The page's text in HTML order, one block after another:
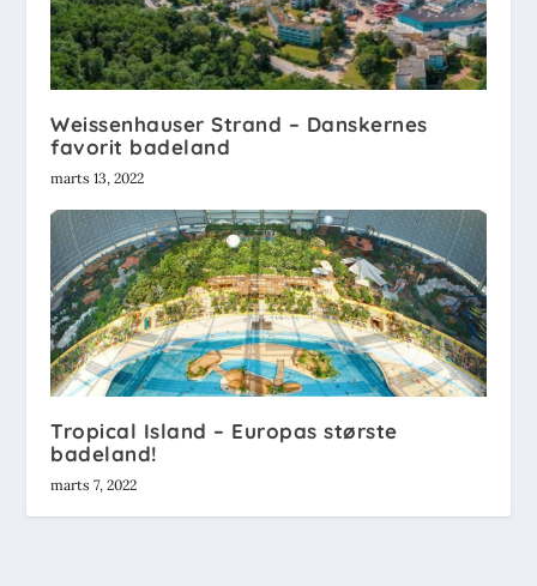
Weissenhauser Strand – Danskernes
favorit badeland
marts 13, 2022
Tropical Island – Europas største
badeland!
marts 7, 2022